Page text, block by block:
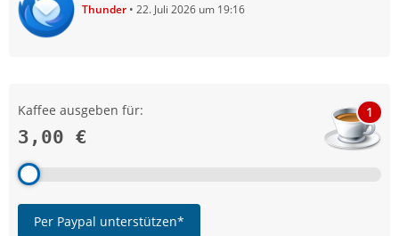
Thunder 22. Juli 2026 um 19:16
Kaffee ausgeben für:
3,00 €
1
Per Paypal unterstützen*